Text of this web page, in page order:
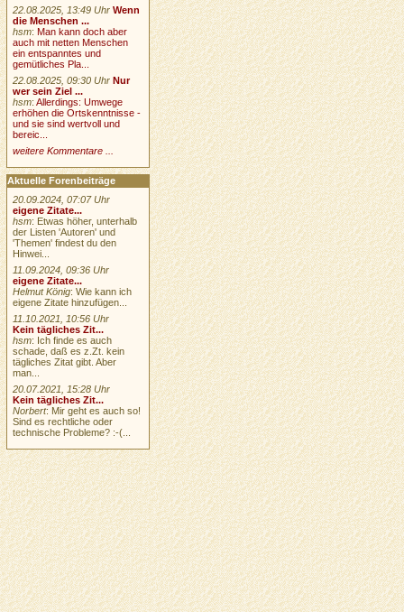
22.08.2025, 13:49 Uhr Wenn
die Menschen ...
hsm:Man kann doch aber
auch mit netten Menschen
ein entspanntes und
gemütliches Pla...
22.08.2025, 09:30 Uhr Nur
wer sein Ziel ...
hsm:Allerdings: Umwege
erhöhen die Ortskenntnisse -
und sie sind wertvoll und
bereic...
weitere Kommentare ...
Aktuelle Forenbeiträge
20.09.2024, 07:07 Uhr
eigene Zitate...
hsm: Etwas höher, unterhalb
der Listen 'Autoren' und
'Themen' findest du den
Hinwei...
11.09.2024, 09:36 Uhr
eigene Zitate...
Helmut König: Wie kann ich
eigene Zitate hinzufügen...
11.10.2021, 10:56 Uhr
Kein tägliches Zit...
hsm: Ich finde es auch
schade, daß es z.Zt. kein
tägliches Zitat gibt. Aber
man...
20.07.2021, 15:28 Uhr
Kein tägliches Zit...
Norbert: Mir geht es auch so!
Sind es rechtliche oder
technische Probleme? :-(...